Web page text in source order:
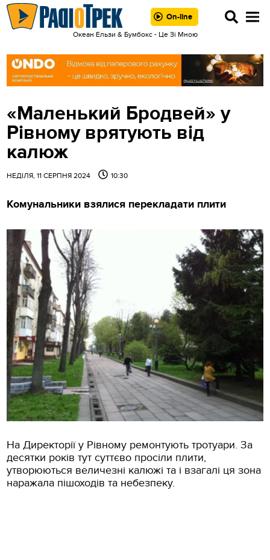
On-line
Океан Ельзи & Бумбокс - Це Зi Мною
«Маленький Бродвей» у
Рівному врятують від
калюж
НЕДІЛЯ, 11 СЕРПНЯ 2024 10:30
Комунальники взялися перекладати плити
На Директорії у Рівному ремонтують тротуари. За
десятки років тут суттєво просіли плити,
утворюються величезні калюжі та і взагалі ця зона
наражала пішоходів та небезпеку.